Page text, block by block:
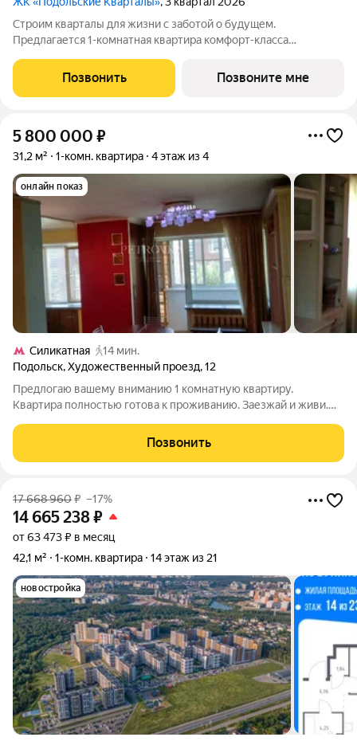
Строим кварталы для жизни с заботой о будущем.
Предлагается 1-комнатная квартира комфорт-класса
10-м этаже, в жилом комплексе "Подольские
Кварталы".Застройщик сдает квартиры с отделкой в
Позвонить Позвоните мне
5 800 000 ₽
31,2 м² 1-комн. квартира 4 этаж из 4
онлайн показ
Силикатная
14 мин.
Подольск,Художественный проезд,12
Предлогаю вашему вниманию 1 комнатную квартиру.
Квартира полностью готова к проживанию. Заезжай и живи.
застекленный. Рядом есть вся необходимая инфраструктура:
Школа, детский садик, магазины,
Позвонить
17 668 960₽ –17%
14 665 238₽
от 63 473 ₽ в месяц
42,1 м²
1-комн. квартира 14 этаж из 21
новостройка